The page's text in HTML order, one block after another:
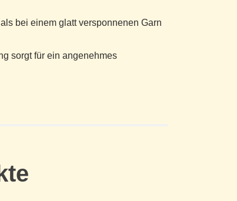
bei einem glatt versponnenen Garn
sorgt für ein angenehmes